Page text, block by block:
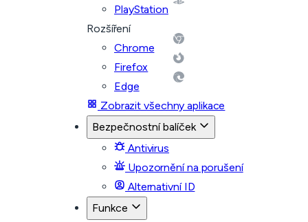
PlayStation
Rozšíření
Chrome
Firefox
Edge
Zobrazit všechny aplikace
Bezpečnostní balíček
Antivirus
Upozornění na porušení
Alternativní ID
Funkce